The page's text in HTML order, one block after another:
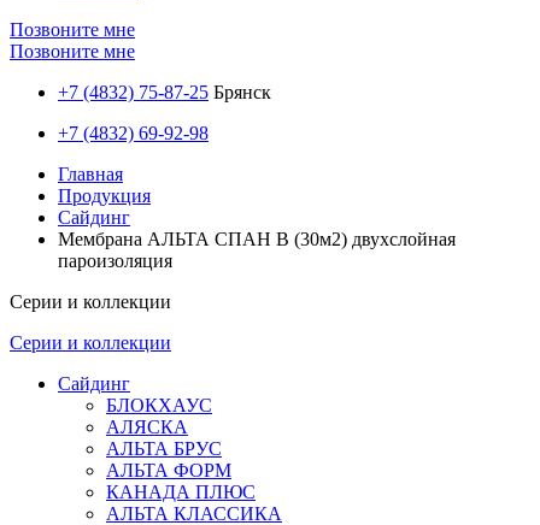
Позвоните мне
Позвоните мне
+7 (4832) 75-87-25 Брянск
+7 (4832) 69-92-98
Главная
Продукция
Сайдинг
Мембрана АЛЬТА СПАН В (30м2) двухслойная
пароизоляция
Серии и коллекции
Серии и коллекции
Сайдинг
БЛОКХАУС
АЛЯСКА
АЛЬТА БРУС
АЛЬТА ФОРМ
КАНАДА ПЛЮС
АЛЬТА КЛАССИКА